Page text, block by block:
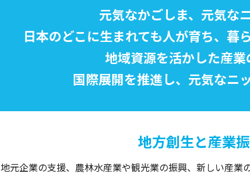
元気なかごしま、元気な
日本のどこに生まれても人が育ち、 暮
地域資源を活かした産業
国際展開を推進し、元気なニ
地方創生と産業
地元企業の支援、農林水産業や観光業の振興、新しい産業